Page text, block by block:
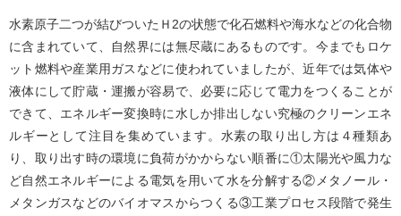
水素原子二つが結びついたＨ2の状態で化石燃料や海水などの化合物
に含まれていて、自然界には無尽蔵にあるものです。今までもロケ
ット燃料や産業用ガスなどに使われていましたが、近年では気体や
液体にして貯蔵・運搬が容易で、必要に応じて電力をつくることが
できて、エネルギー変換時に水しか排出しない究極のクリーンエネ
ルギーとして注目を集めています。水素の取り出し方は４種類あ
り、取り出す時の環境に負荷がかからない順番に①太陽光や風力な
ど自然エネルギーによる電気を用いて水を分解する②メタノール・
メタンガスなどのバイオマスからつくる③工業プロセス段階で発生